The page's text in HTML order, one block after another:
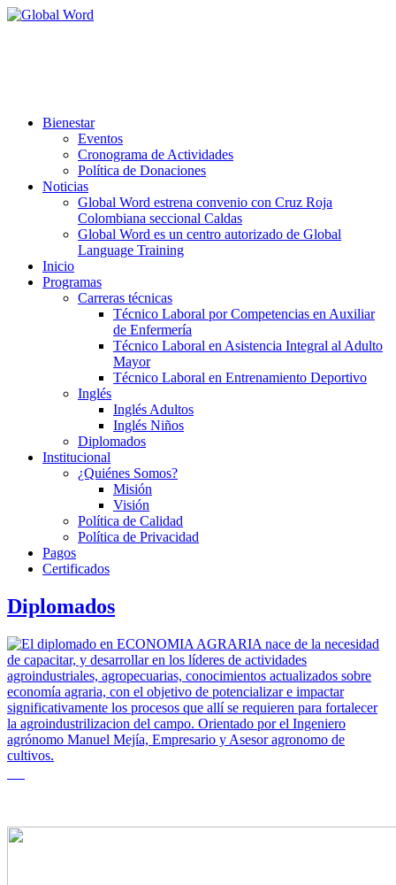
Bienestar
Eventos
Cronograma de Actividades
Política de Donaciones
Noticias
Global Word estrena convenio con Cruz Roja
Colombiana seccional Caldas
Global Word es un centro autorizado de Global
Language Training
Inicio
Programas
Carreras técnicas
Técnico Laboral por Competencias en Auxiliar
de Enfermería
Técnico Laboral en Asistencia Integral al Adulto
Mayor
Técnico Laboral en Entrenamiento Deportivo
Inglés
Inglés Adultos
Inglés Niños
Diplomados
Institucional
¿Quiénes Somos?
Misión
Visión
Política de Calidad
Política de Privacidad
Pagos
Certificados
Diplomados